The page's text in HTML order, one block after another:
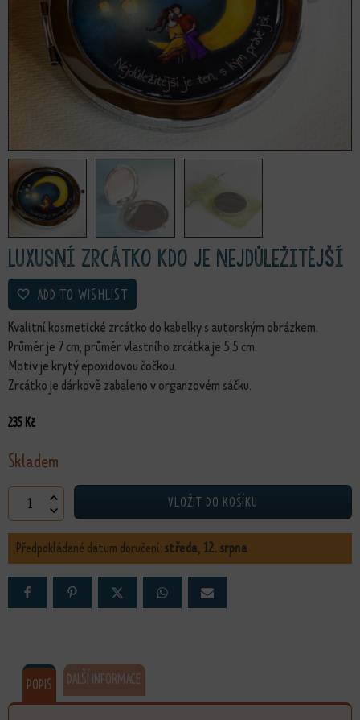
Luxusní zrcátko Kdo je nejdůležitější
ADD TO WISHLIST
Kvalitní kosmetické zrcátko do kabelky s autorským obrázkem.
Průměr je 7 cm, průměr vlastního zrcátka je 5,5 cm.
Motiv je krytý epoxidovou čočkou.
Zrcátko je dárkově zabaleno v organzovém sáčku.
235 Kč
Skladem
Luxusní zrcátko Kdo je nejdůležitější množství
VLOŽIT DO KOŠÍKU
Předpokládané datum doručení:středa, 12. srpna
POPIS DALŠÍ INFORMACE